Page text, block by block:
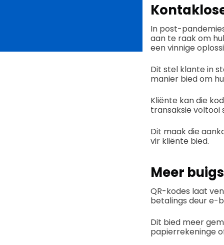
In post-
aan te raak om
een vinnige
Dit stel klante in
manier bied om
Kliënte kan die
transaksie voltooi
Dit maak die
vir kliënte bied.
Meer
QR-kodes laat
betalings deur e-
Dit bied meer
papierrekeninge